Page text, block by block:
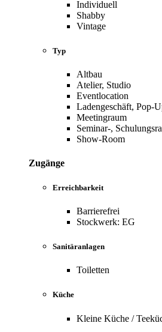
Individuell
Shabby
Vintage
Typ
Altbau
Atelier, Studio
Eventlocation
Ladengeschäft, Pop-
Meetingraum
Seminar-,
Show-Room
Zugänge
Erreichbarkeit
Barrierefrei
Stockwerk: EG
Sanitäranlagen
Toiletten
Küche
Kleine Küche /